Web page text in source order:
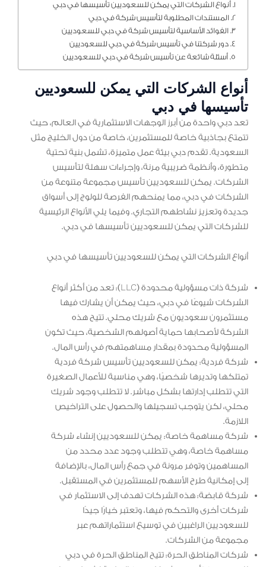
أنواع الشركات التي يمكن للسعوديين تأسيسها في دبي
المستندات المطلوبة لتأسيس شركة في دبي
الفوائد الأساسية لتأسيس شركة في دبي للسعوديين
دور شركتنا في تأسيس شركة في دبي للسعوديين
أسئلة شائعة عن تأسيس شركة في دبي للسعوديين
أنواع الشركات التي يمكن للسعوديين
تأسيسها في دبي
تعد دبي واحدة من أبرز الوجهات الاستثمارية في العالم، حيث
تتمتع بجاذبية خاصة للمستثمرين، خاصة من دول الخليج مثل
السعودية. تقدم دبي بيئة عمل متميزة، تشمل بنية تحتية
متطورة، وأنظمة ضريبية مرنة، وإجراءات سهلة لتأسيس
الشركات. يمكن للسعوديين تأسيس مجموعة متنوعة من
الشركات في دبي، مما يمنحهم الفرصة للولوج إلى أسواق
جديدة وتعزيز نشاطهم التجاري. وفيما يلي الأنواع الرئيسية
للشركات التي يمكن للسعوديين تأسيسها في دبي.
أنواع الشركات التي يمكن للسعوديين تأسيسها في دبي
شركة ذات مسؤولية محدودة (LLC): تعد من أكثر أنواع
الشركات شيوعًا في دبي، حيث يمكن أن يشارك فيها
مستثمرون سعوديون مع شريك محلي. تتيح هذه
الشركة لأصحابها حماية أصولهم الشخصية، حيث تكون
المسؤولية محدودة بمقدار مساهمتهم في رأس المال.
شركة فردية: يمكن للسعوديين تأسيس شركة فردية
تمتلكها وتديرها شخصيًا، وهي مناسبة للأعمال الصغيرة
التي تتطلب إدارتها بشكل مباشر. لا تتطلب وجود شريك
محلي، لكن يتوجب تسجيلها والحصول على التراخيص
اللازمة.
شركة مساهمة خاصة: يمكن للسعوديين إنشاء شركة
مساهمة خاصة، وهي تتطلب وجود عدد محدد من
المساهمين وتوفر مرونة في جمع رأس المال، بالإضافة
إلى إمكانية طرح الأسهم للمستثمرين في المستقبل.
شركة قابضة: هذه الشركات تهدف إلى الاستثمار في
شركات أخرى والتحكم فيها، وتعتبر خيارًا جيدًا
للسعوديين الراغبين في توسيع استثماراتهم عبر
مجموعة من الشركات.
شركات المناطق الحرة: تتيح المناطق الحرة في دبي